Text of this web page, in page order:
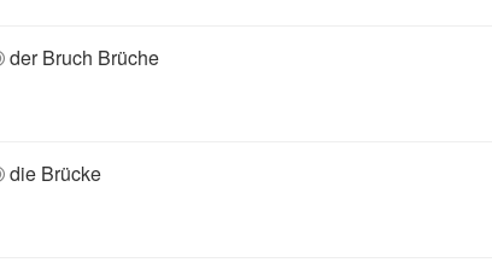
der Bruch Brüche
die Brücke